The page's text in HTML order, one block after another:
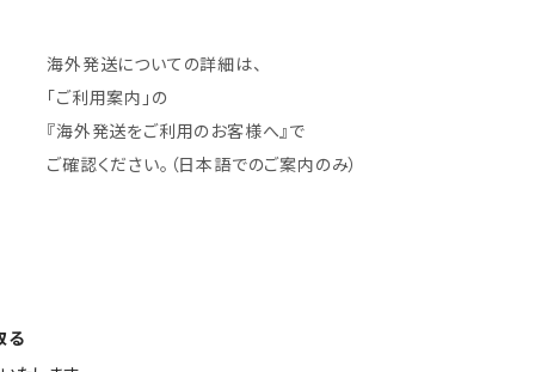
海外発送についての詳細は、
「ご利用案内」の
『海外発送をご利用のお客様へ』で
ご確認ください。（日本語でのご案内のみ）
る